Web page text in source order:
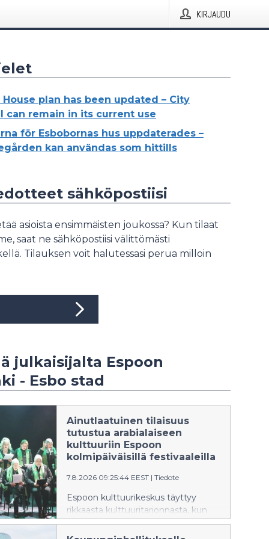
KIRJAUDU
House plan has been updated – City
can remain in its current use
för Esbobornas hus uppdaterades –
kan användas som hittills
sähköpostiisi
asioista ensimmäisten joukossa? Kun tilaat
saat ne sähköpostiisi välittömästi
Tilauksen voit halutessasi perua milloin
julkaisijalta Espoon
- Esbo stad
Ainutlaatuinen tilaisuus
tutustua arabialaiseen
kulttuuriin Espoon
kolmipäiväisillä festivaaleilla
7.8.2026 09:25:44 EEST | Tiedote
Espoon kulttuurikeskus täyttyy
rikkaasta kulttuuritarjonnasta, kun
Arabialaisen kulttuurin festivaali
kokoaa yhteen toimijoita ja